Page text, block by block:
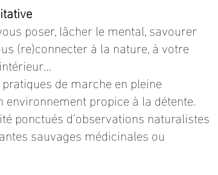
poser, lâcher le mental, savourer
(re)connecter à la nature, à votre
de marche en pleine
environnement propice à la détente.
ponctués d’observations naturalistes
sauvages médicinales ou